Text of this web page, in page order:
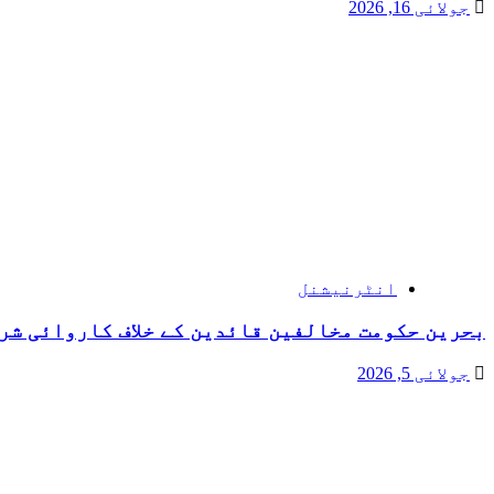
جولائی 16, 2026
انٹرنیشنل
بحرین حکومت مخالفین قائدین کے خلاف کاروائی
جولائی 5, 2026